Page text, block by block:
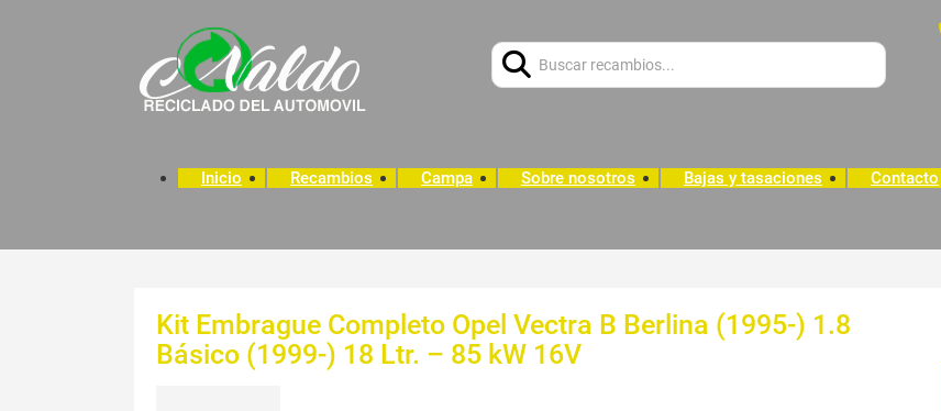
Inicio Recambios Campa Sobre nosotros Bajas y tasaciones Contacto
Kit Embrague Completo Opel Vectra B Berlina (1995-) 1.8
Básico (1999-) 18 Ltr. – 85 kW 16V